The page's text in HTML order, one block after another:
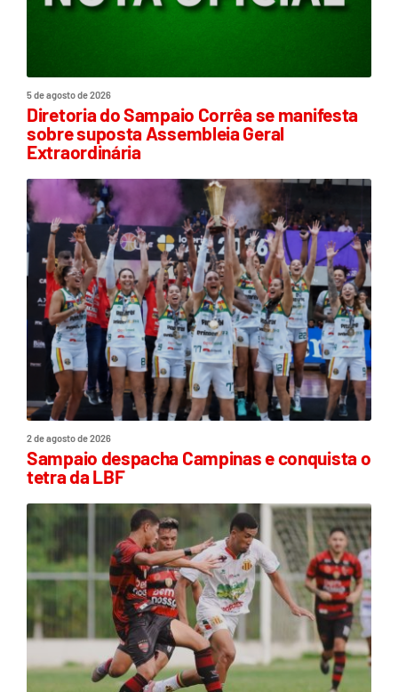
5 de agosto de 2026
Diretoria do Sampaio Corrêa se manifesta
sobre suposta Assembleia Geral
Extraordinária
2 de agosto de 2026
Sampaio despacha Campinas e conquista o
tetra da LBF